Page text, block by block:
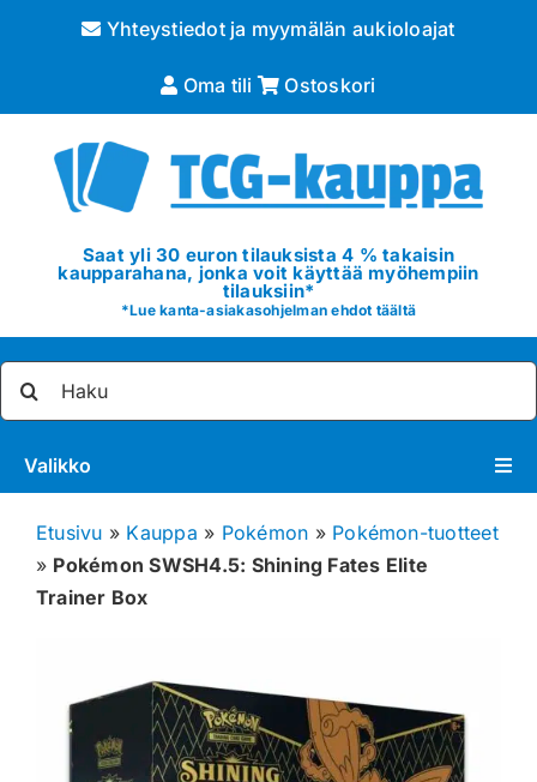
Yhteystiedot ja myymälän aukioloajat
Oma tili Ostoskori
Saat yli 30 euron tilauksista 4 % takaisin
kaupparahana, jonka voit käyttää myöhempiin
tilauksiin*
*Lue kanta-asiakasohjelman ehdot täältä
Valikko
Pokémon
Blind Boksit
Ennakot
Etusivu » Kauppa » Pokémon » Pokémon-tuotteet
» Pokémon SWSH4.5: Shining Fates Elite
Trainer Box